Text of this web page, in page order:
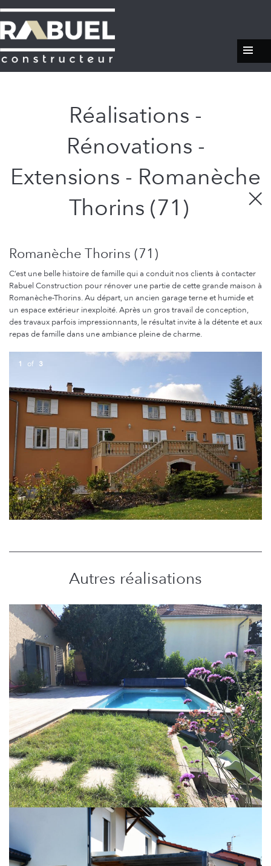
Réalisations -
Rénovations -
Extensions - Romanèche
Thorins (71)
Romanèche Thorins (71)
C’est une belle histoire de famille qui a conduit nos clients à contacter
Rabuel Construction pour rénover une partie de cette grande maison à
Romanèche-Thorins. Au départ, un ancien garage terne et humide et
un espace extérieur inexploité. Après un gros travail de conception,
des travaux parfois impressionnants, le résultat invite à la détente et aux
repas de famille dans une ambiance pleine de charme.
1 of 3
Autres réalisations